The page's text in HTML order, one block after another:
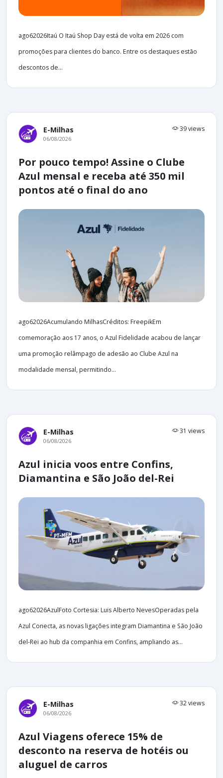
ago62026Itaú O Itaú Shop Day está de volta em 2026 com
promoções para clientes do banco. Entre os destaques estão
descontos de...
E-Milhas 39 views
06/08/2026
Por pouco tempo! Assine o Clube
Azul mensal e receba até 350 mil
pontos até o final do ano
ago62026Acumulando MilhasCréditos: FreepikEm
comemoração aos 17 anos, o Azul Fidelidade acabou de lançar
uma promoção relâmpago de adesão ao Clube Azul na
modalidade mensal, permitindo...
E-Milhas 31 views
06/08/2026
Azul inicia voos entre Confins,
Diamantina e São João del-Rei
ago62026AzulFoto Cortesia: Luis Alberto NevesOperadas pela
Azul Conecta, as novas ligações integram Diamantina e São João
del-Rei ao hub da companhia em Confins, ampliando as...
E-Milhas 32 views
06/08/2026
Azul Viagens oferece 15% de
desconto na reserva de hotéis ou
aluguel de carros